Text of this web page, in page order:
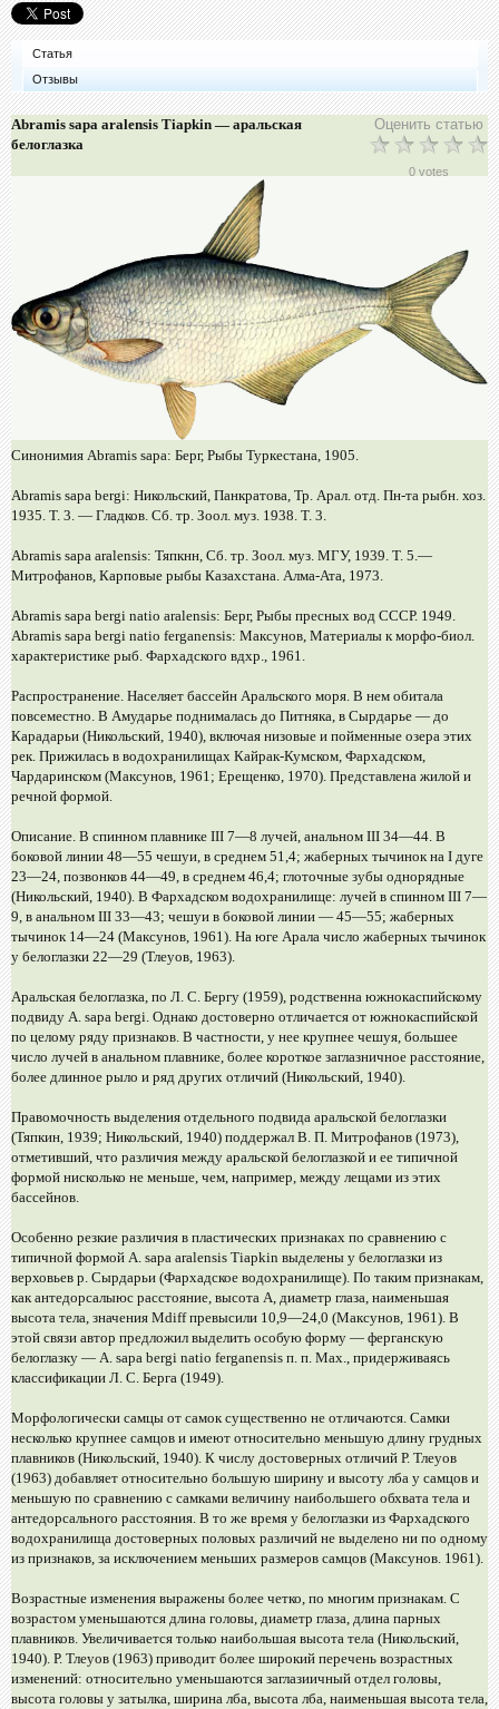
Статья
Отзывы
Оценить статью
0 votes
Abramis sapa aralensis Tiapkin — аральская
белоглазка
Синонимия Abramis sapa: Берг, Рыбы Туркестана, 1905.
Abramis sapa bergi: Никольский, Панкратова, Тр. Арал. отд. Пн-та рыбн. хоз.
1935. Т. 3. — Гладков. Сб. тр. Зоол. муз. 1938. Т. 3.
Abramis sapa aralensis: Тяпкнн, Сб. тр. Зоол. муз. МГУ, 1939. Т. 5.—
Митрофанов, Карповые рыбы Казахстана. Алма-Ата, 1973.
Abramis sapa bergi natio aralensis: Берг, Рыбы пресных вод СССР. 1949.
Abramis sapa bergi natio ferganensis: Максунов, Материалы к морфо-биол.
характеристике рыб. Фархадского вдхр., 1961.
Распространение. Населяет бассейн Аральского моря. В нем обитала
повсеместно. В Амударье поднималась до Питняка, в Сырдарье — до
Карадарьи (Никольский, 1940), включая низовые и пойменные озера этих
рек. Прижилась в водохранилищах Кайрак-Кумском, Фархадском,
Чардаринском (Максунов, 1961; Ерещенко, 1970). Представлена жилой и
речной формой.
Описание. В спинном плавнике III 7—8 лучей, анальном III 34—44. В
боковой линии 48—55 чешуи, в среднем 51,4; жаберных тычинок на I дуге
23—24, позвонков 44—49, в среднем 46,4; глоточные зубы однорядные
(Никольский, 1940). В Фархадском водохранилище: лучей в спинном III 7—
9, в анальном III 33—43; чешуи в боковой линии — 45—55; жаберных
тычинок 14—24 (Максунов, 1961). На юге Арала число жаберных тычинок
у белоглазки 22—29 (Тлеуов, 1963).
Аральская белоглазка, по Л. С. Бергу (1959), родственна южнокаспийскому
подвиду A. sapa bergi. Однако достоверно отличается от южнокаспийской
по целому ряду признаков. В частности, у нее крупнее чешуя, большее
число лучей в анальном плавнике, более короткое заглазничное расстояние,
более длинное рыло и ряд других отличий (Никольский, 1940).
Правомочность выделения отдельного подвида аральской белоглазки
(Тяпкин, 1939; Никольский, 1940) поддержал В. П. Митрофанов (1973),
отметивший, что различия между аральской белоглазкой и ее типичной
формой нисколько не меньше, чем, например, между лещами из этих
бассейнов.
Особенно резкие различия в пластических признаках по сравнению с
типичной формой A. sapa aralensis Tiapkin выделены у белоглазки из
верховьев р. Сырдарьи (Фархадское водохранилище). По таким признакам,
как антедорсалыюс расстояние, высота А, диаметр глаза, наименьшая
высота тела, значения Мdiff превысили 10,9—24,0 (Максунов, 1961). В
этой связи автор предложил выделить особую форму — ферганскую
белоглазку — A. sapa bergi natio ferganensis п. п. Max., придерживаясь
классификации Л. С. Берга (1949).
Морфологически самцы от самок существенно не отличаются. Самки
несколько крупнее самцов и имеют относительно меньшую длину грудных
плавников (Никольский, 1940). К числу достоверных отличий Р. Тлеуов
(1963) добавляет относительно большую ширину и высоту лба у самцов и
меньшую по сравнению с самками величину наибольшего обхвата тела и
антедорсального расстояния. В то же время у белоглазки из Фархадского
водохранилища достоверных половых различий не выделено ни по одному
из признаков, за исключением меньших размеров самцов (Максунов. 1961).
Возрастные изменения выражены более четко, по многим признакам. С
возрастом уменьшаются длина головы, диаметр глаза, длина парных
плавников. Увеличивается только наибольшая высота тела (Никольский,
1940). Р. Тлеуов (1963) приводит более широкий перечень возрастных
изменений: относительно уменьшаются заглазиичный отдел головы,
высота головы у затылка, ширина лба, высота лба, наименьшая высота тела,